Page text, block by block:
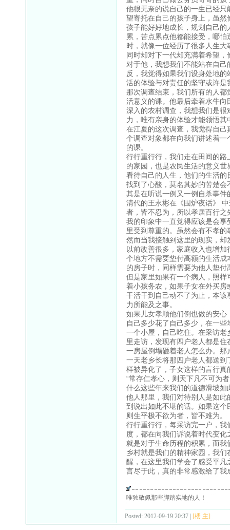
他很无奈的说自己的一生已经
望寄托在自己的孩子身上，虽
孩子能好好地成长，规划自己
累，苦点累点他都能接受，哪
时，就像一位经历了很多人生
同时却对下一代却充满着希望，
对于他，我想我们不能站在自
反，我觉得如果我们设身处地
活的体验与对责任的坚守或许
那次调查结束，我们所有的人
活意义的课。他最后牵着水牛
深入的农村调查，我想我们是
力，唯有亲身的体验才能领悟其
在江夏的这次调查，我觉得自
个调查对象都在向我们讲述着
的课。
行行重行行，我们走在田间的
的家园，也是农民生活的意义
看待自己的人生，他们的生活
找到了心酸，莫名其妙的苦楚
其是在听说一例又一例自杀事件
清代的王永彬在《围炉夜话》
者，皆不忍为，所以孝居百行
我的印象中一直觉得应该是会
里受到尊重的。虽然会有不孝
然而当我接触到这里的现实，
以前改善很多，家庭收入也增
个地方不需要垫付高额的生活
的房子时，同样需要为他人垫
但是家里如果有一个病人，照
着小孩务农，如果子女在外买
干活干到自己动不了为止，本
力所能及之事。
如果儿女孝顺他们倒也做的安
自己多少花了自己多少，在一
一个小屋，自己吃住。在采访
里走访，发现有四户老人都是
一房屋倒塌砸着老人怎么办。那
一天老乡长将那四户老人都送
样被异化了，子女这样的言行
“常存仁孝心，则天下凡不可为
什么这些年来我们的道德滑坡
他人那里，我们对待别人是如
到说出如此不堪的话。如果这
则生平极不欲为者，皆不难为。
行行重行行，每采访完一户，
度，都在向我们诉说着时代变
就是对于生命历程的积累，而
乡村就是我们的精神家园，我
醒，在这里我们学会了感受平
言尽于此，真的非常感激给了
唯独敬佩那些脚踏实地的人！
Posted: 2012-09-19 20:37 | [楼 主]